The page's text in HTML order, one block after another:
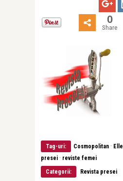
0
Share
Tag-uri: Cosmopolitan · Elle
presei · reviste femei
Categorii:
Revista presei